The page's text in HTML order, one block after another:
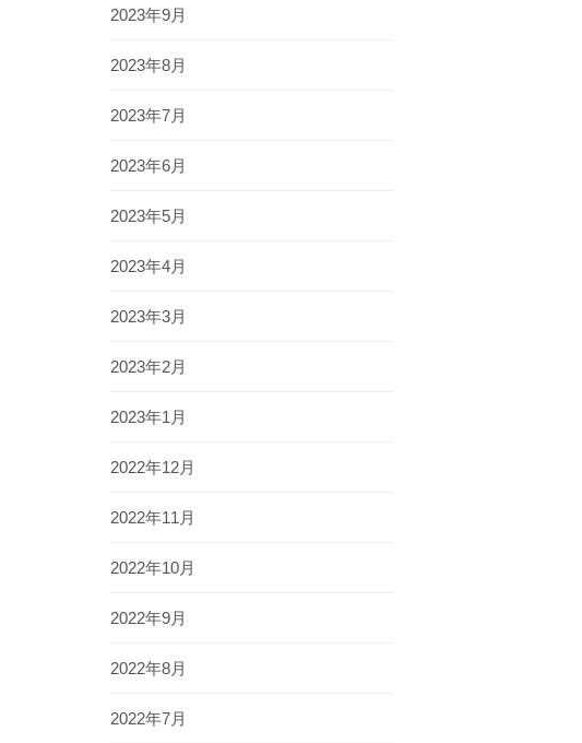
2023年9月
2023年8月
2023年7月
2023年6月
2023年5月
2023年4月
2023年3月
2023年2月
2023年1月
2022年12月
2022年11月
2022年10月
2022年9月
2022年8月
2022年7月